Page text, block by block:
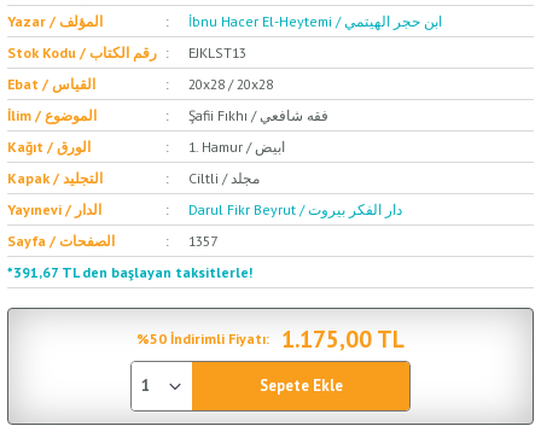
Yazar / المؤلف
İbnu Hacer El-Heytemi / ابن حجر الهيتمي
Stok Kodu / رقم الكتاب
EJKLST13
Ebat / القياس
20x28 / 20x28
İlim / الموضوع
Şafii Fıkhı / فقه شافعي
Kağıt / الورق
1. Hamur / ابيض
Kapak / التجليد
Ciltli / مجلد
Yayınevi / الدار
Darul Fikr Beyrut / دار الفكر بيروت
Sayfa / الصفحات
1357
*391,67 TL den başlayan taksitlerle!
%50 İndirimli Fiyatı: 1.175,00 TL
Sepete Ekle